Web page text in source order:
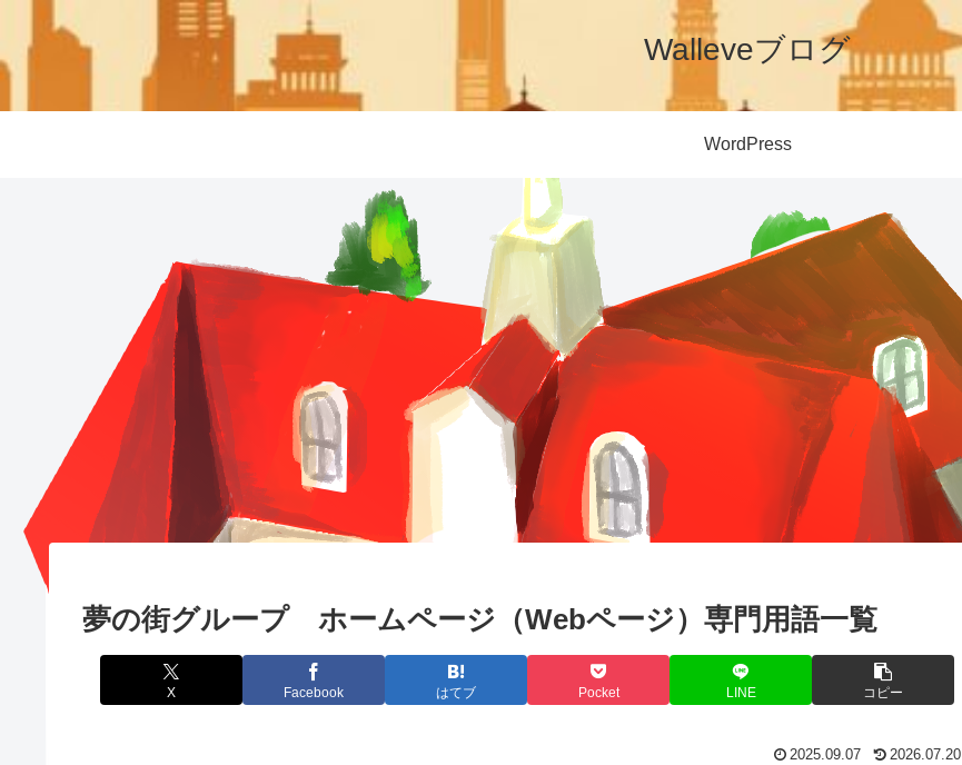
Walleveブログ
WordPress
夢の街グループ ホームページ（Webページ）専門用語一覧
X Facebook はてブ Pocket LINE コピー
2025.09.07 2026.07.20